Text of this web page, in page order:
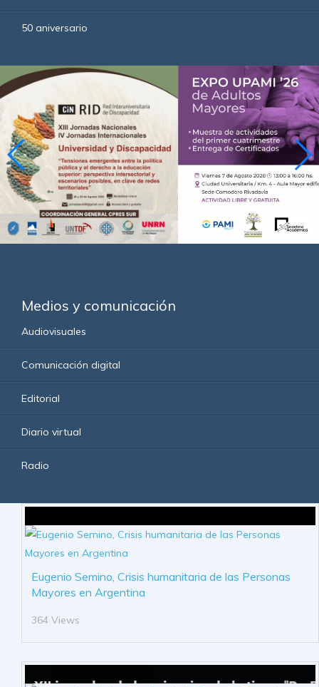
50 aniversario
Medios y comunicación
Audiovisuales
Comunicación digital
Editorial
Diario virtual
Radio
Eugenio Semino, Crisis humanitaria de las Personas
Mayores en Argentina
364 Views